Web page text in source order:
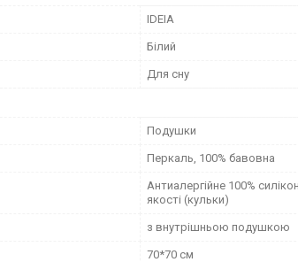
IDEIA
Білий
Для сну
Подушки
Перкаль, 100% бавовна
Антиалергійне 100%
якості (кульки)
з внутрішньою подушкою
70*70 см